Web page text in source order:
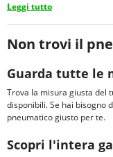
Leggi tutto
Non trovi il
Guarda tutte le
Trova la misura giusta del
disponibili. Se hai bisogno
pneumatico giusto per te.
Scopri l'intera